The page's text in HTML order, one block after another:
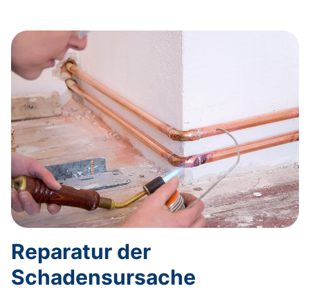
Reparatur der
Schadensursache